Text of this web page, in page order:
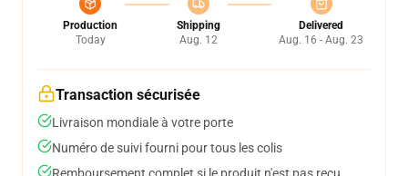
Production
Today
Shipping
Aug. 12
Delivered
Aug. 16 - Aug. 23
Transaction sécurisée
Livraison mondiale à votre porte
Numéro de suivi fourni pour tous les colis